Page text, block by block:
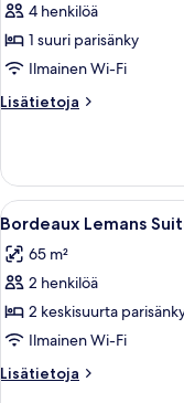
Versailles
Premium
Suite
King
Pool
kuvat
4 henkilöä
1 suuri parisänky
Ilmainen Wi-Fi
Lisätietoja
Lisätietoja
Suite
King
Pool
Avaa
kaikki
huonetyypin
Bordeaux
Lemans
Suite
2
Queens
4
Bordeaux Lemans
65 m²
2 henkilöä
2 keskisuurta
Ilmainen Wi-Fi
Lisätietoja
Lisätietoja